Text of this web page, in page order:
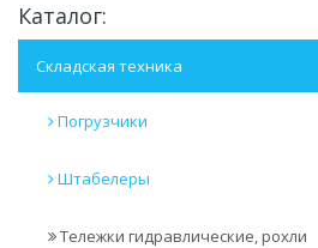
Каталог:
Складская техника
Погрузчики
Штабелеры
Тележки гидравлические, рохли